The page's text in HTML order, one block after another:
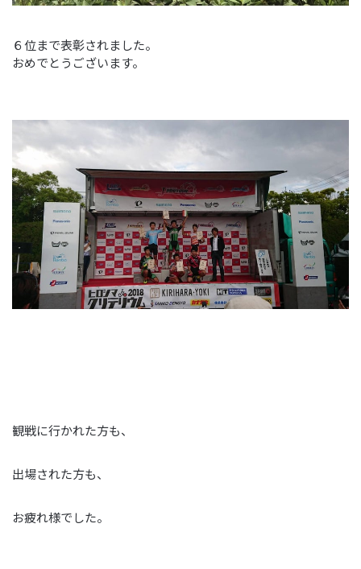
６位まで表彰されました。
おめでとうございます。
観戦に行かれた方も、
出場された方も、
お疲れ様でした。